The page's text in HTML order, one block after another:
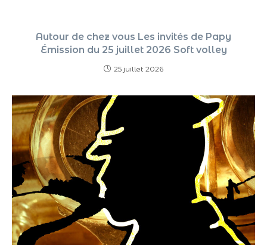
Autour de chez vous Les invités de Papy
Émission du 25 juillet 2026 Soft volley
25 juillet 2026